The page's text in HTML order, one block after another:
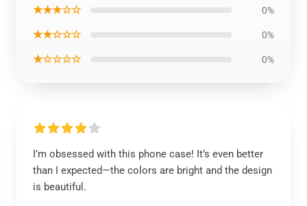
★★★☆☆ 0%
★★☆☆☆ 0%
★☆☆☆☆ 0%
I’m obsessed with this phone case! It’s even better
than I expected—the colors are bright and the design
is beautiful.